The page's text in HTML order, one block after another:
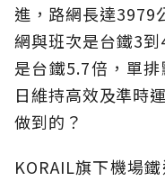
進，路網長達3979
網與班次是台鐵3
是台鐵5.7倍，單
日維持高效及準時
做到的？
KORAIL旗下機場